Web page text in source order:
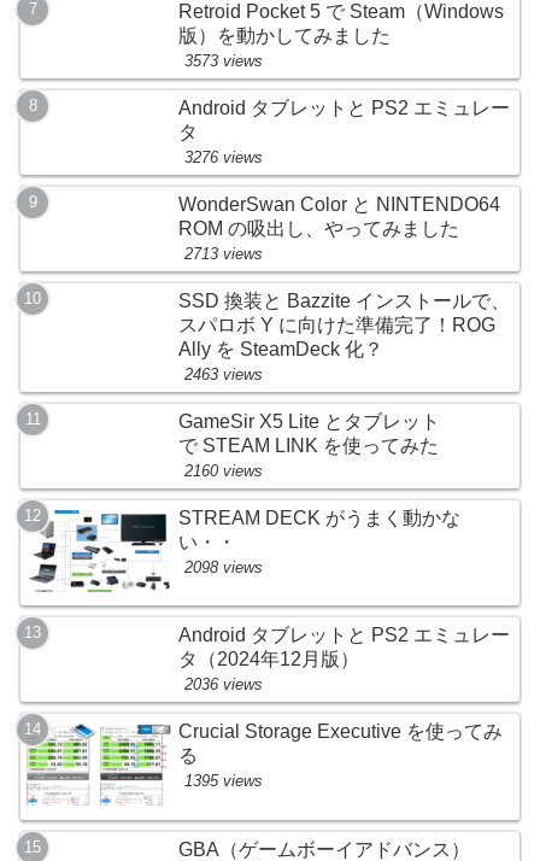
Retroid Pocket 5 で Steam（Windows
版）を動かしてみました
3573 views
Android タブレットと PS2 エミュレー
タ
3276 views
WonderSwan Color と NINTENDO64
ROM の吸出し、やってみました
2713 views
SSD 換装と Bazzite インストールで、
スパロボ Y に向けた準備完了！ROG
Ally を SteamDeck 化？
2463 views
GameSir X5 Lite とタブレット
で STEAM LINK を使ってみた
2160 views
STREAM DECK がうまく動かな
い・・
2098 views
Android タブレットと PS2 エミュレー
タ（2024年12月版）
2036 views
Crucial Storage Executive を使ってみ
る
1395 views
GBA（ゲームボーイアドバンス）